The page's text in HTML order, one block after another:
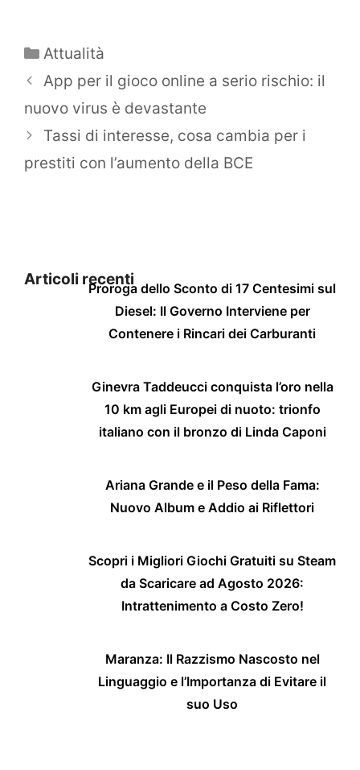
Categorie
Attualità
App per il gioco online a serio rischio: il
nuovo virus è devastante
Tassi di interesse, cosa cambia per i
prestiti con l’aumento della BCE
Articoli recentiProroga dello Sconto di 17 Centesimi sul
Diesel: Il Governo Interviene per
Contenere i Rincari dei Carburanti
Ginevra Taddeucci conquista l’oro nella
10 km agli Europei di nuoto: trionfo
italiano con il bronzo di Linda Caponi
Ariana Grande e il Peso della Fama:
Nuovo Album e Addio ai Riflettori
Scopri i Migliori Giochi Gratuiti su Steam
da Scaricare ad Agosto 2026:
Intrattenimento a Costo Zero!
Maranza: Il Razzismo Nascosto nel
Linguaggio e l’Importanza di Evitare il
suo Uso